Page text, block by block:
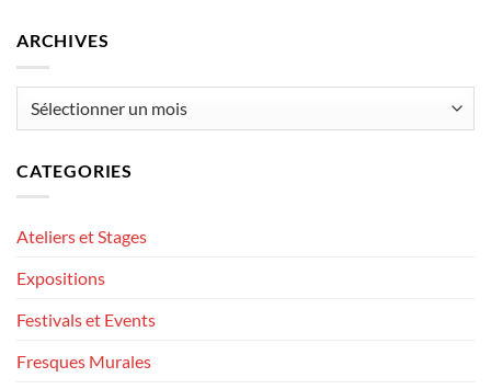
ARCHIVES
CATEGORIES
Ateliers et Stages
Expositions
Festivals et Events
Fresques Murales